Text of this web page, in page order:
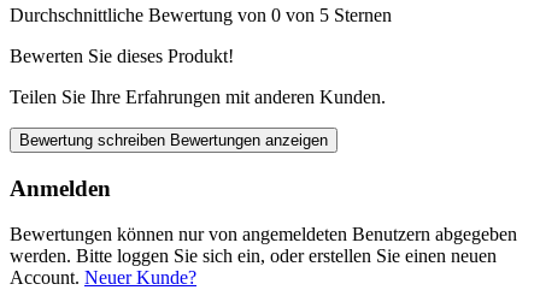
Durchschnittliche Bewertung von 0 von 5 Sternen
Bewerten Sie dieses Produkt!
Teilen Sie Ihre Erfahrungen mit anderen Kunden.
Bewertung schreiben Bewertungen anzeigen
Anmelden
Bewertungen können nur von angemeldeten Benutzern abgegeben
werden. Bitte loggen Sie sich ein, oder erstellen Sie einen neuen
Account. Neuer Kunde?